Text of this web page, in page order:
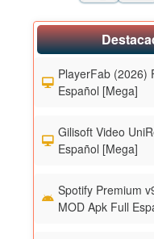
PlayerFab (2026)
Español [Mega]
Gilisoft Video
Español [Mega]
Spotify Premium
MOD Apk Full